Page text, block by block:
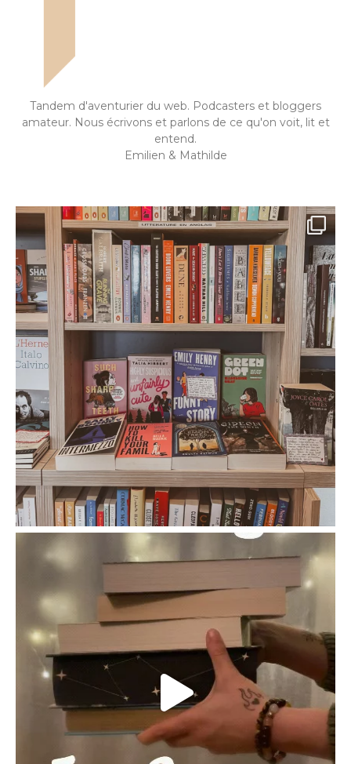
Tandem d'aventurier du web. Podcasters et bloggers
amateur. Nous écrivons et parlons de ce qu'on voit, lit et
entend.
Emilien & Mathilde